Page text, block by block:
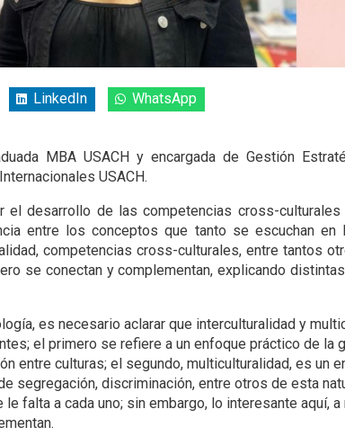
LinkedIn WhatsApp
MBA USACH y encargada de Gestión
USACH.
el desarrollo de las competencias cross-
entre los conceptos que tanto se escuchan en
competencias cross-culturales, entre tantos
se conectan y complementan, explicando
es necesario aclarar que interculturalidad y
el primero se refiere a un enfoque práctico de
entre culturas; el segundo, multiculturalidad, es un
segregación, discriminación, entre otros de esta
falta a cada uno; sin embargo, lo interesante aquí,